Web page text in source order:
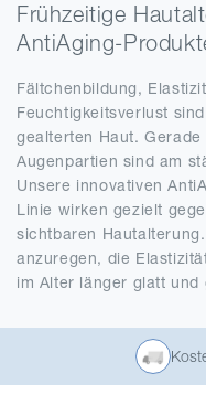
t
e
g
o
r
i
e
:
Frühzeitige
AntiAging-
Fältchenbildung,
Feuchtigkeitsverlust
gealterten Haut.
Augenpartien sind am
Unsere innovativen
Linie wirken gezielt
sichtbaren
anzuregen, die
im Alter länger glatt